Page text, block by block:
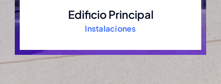
Edificio Principal
Instalaciones